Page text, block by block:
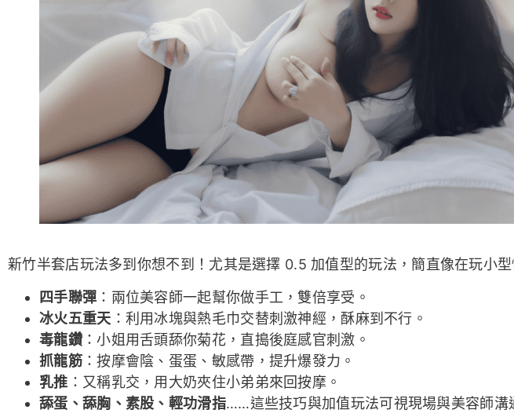
新竹半套店玩法多到你想不到！尤其是選擇 0.5 加值型的玩法，簡直像在玩小型
四手聯彈 ：兩位美容師一起幫你做手工，雙倍享受。
冰火五重天 ：利用冰塊與熱毛巾交替刺激神經，酥麻到不行。
毒龍鑽：小姐用舌頭舔你菊花，直搗後庭感官刺激。
抓龍筋：按摩會陰、蛋蛋、敏感帶，提升爆發力。
乳推 ：又稱乳交，用大奶夾住小弟弟來回按摩。
舔蛋、舔胸、素股、輕功滑指……這些技巧與加值玩法可視現場與美容師溝